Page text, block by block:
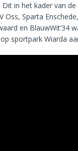
Dit in het kader van
Oss, Sparta
en BlauwWit’34
sportpark Wiarda